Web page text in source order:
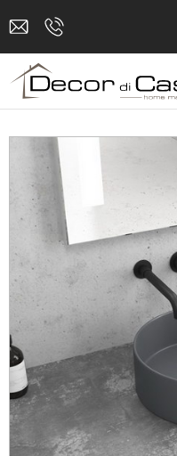
ΕΙΔΗ ΥΓΙΕΙΝΗΣ
ΜΠΑΤΑΡΙΕΣ
ΠΛΑΚΑΚΙΑ
ΚΑΜΠΙΝΕΣ
ΑΞΕΣΟΥΑΡ ΜΠΑΝΙΟΥ
ΚΟΥΖΙΝΑ
ΑΜΕΑ
ΕΠΙΠΛΑ ΜΠΑΝΙΟΥ